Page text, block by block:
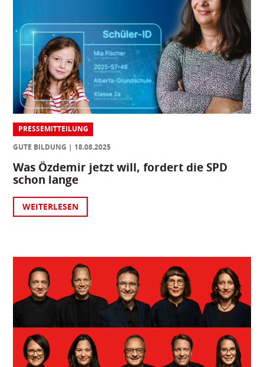
PRESSEMITTEILUNG
GUTE BILDUNG
18.08.2025
Was Özdemir jetzt will, fordert die SPD
schon lange
WEITERLESEN